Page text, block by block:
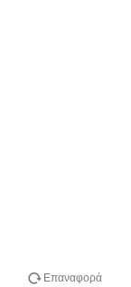
Επαναφορά